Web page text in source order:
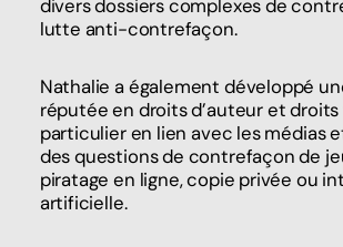
divers dossiers complexes de
lutte anti-contrefaçon.
Nathalie a également développé
réputée en droits d’auteur et droits
particulier en lien avec les médias
des questions de contrefaçon de
piratage en ligne, copie privée ou
artificielle.